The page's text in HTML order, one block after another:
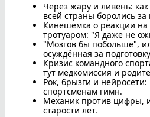
Через жару и ливень:
всей страны боролись
Кинешемка о реакции на
тротуаром: "Я даже не
"Мозгов бы побольше",
осуждённая за
Кризис командного
тут медкомиссия и
Рок, брызги и
спортсменам гимн.
Механик против цифры,
старости лет.